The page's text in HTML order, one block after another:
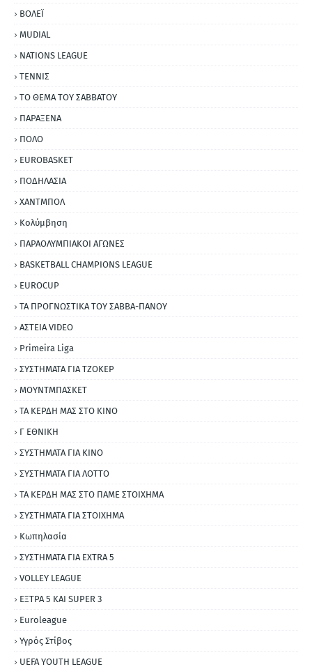
ΒΟΛΕΪ
MUDIAL
NATIONS LEAGUE
ΤΕΝΝΙΣ
ΤΟ ΘΕΜΑ ΤΟΥ ΣΑΒΒΑΤΟΥ
ΠΑΡΑΞΕΝΑ
ΠΟΛΟ
EUROBASKET
ΠΟΔΗΛΑΣΙΑ
ΧΑΝΤΜΠΟΛ
Κολύμβηση
ΠΑΡΑΟΛΥΜΠΙΑΚΟΙ ΑΓΩΝΕΣ
BASKETBALL CHAMPIONS LEAGUE
EUROCUP
ΤΑ ΠΡΟΓΝΩΣΤΙΚΑ ΤΟΥ ΣΑΒΒΑ-ΠΑΝΟΥ
ΑΣΤΕΙΑ VIDEO
Primeira Liga
ΣΥΣΤΗΜΑΤΑ ΓΙΑ ΤΖΟΚΕΡ
ΜΟΥΝΤΜΠΑΣΚΕΤ
ΤΑ ΚΕΡΔΗ ΜΑΣ ΣΤΟ ΚΙΝΟ
Γ ΕΘΝΙΚΗ
ΣΥΣΤΗΜΑΤΑ ΓΙΑ ΚΙΝΟ
ΣΥΣΤΗΜΑΤΑ ΓΙΑ ΛΟΤΤΟ
ΤΑ ΚΕΡΔΗ ΜΑΣ ΣΤΟ ΠΑΜΕ ΣΤΟΙΧΗΜΑ
ΣΥΣΤΗΜΑΤΑ ΓΙΑ ΣΤΟΙΧΗΜΑ
Κωπηλασία
ΣΥΣΤΗΜΑΤΑ ΓΙΑ ΕΧΤRΑ 5
VOLLEY LEAGUE
ΕΞΤΡΑ 5 ΚΑΙ SUPER 3
Εuroleague
Υγρός Στίβος
UEFA YOUTH LEAGUE